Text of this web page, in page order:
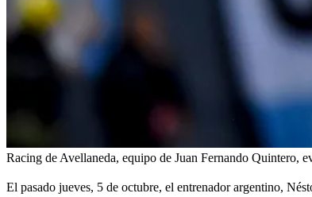
Racing de Avellaneda, equipo de Juan Fernando Quintero,
El pasado jueves, 5 de octubre, el entrenador argentino,